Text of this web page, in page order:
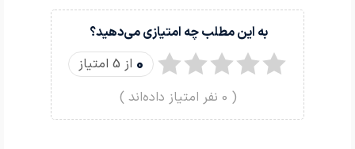
به این مطلب چه امتیازی می‌دهید؟
0 از 5 امتیاز
(
0 نفر امتیاز داده‌اند )